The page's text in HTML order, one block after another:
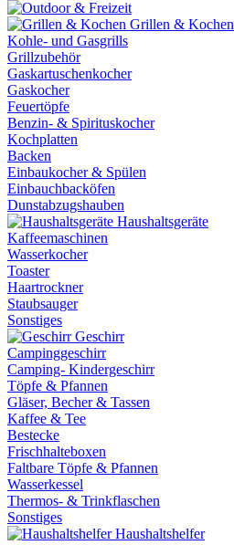
Grillen & Kochen
Kohle- und Gasgrills
Grillzubehör
Gaskartuschenkocher
Gaskocher
Feuertöpfe
Benzin- & Spirituskocher
Kochplatten
Backen
Einbaukocher & Spülen
Einbauchbacköfen
Dunstabzugshauben
Haushaltsgeräte
Kaffeemaschinen
Wasserkocher
Toaster
Haartrockner
Staubsauger
Sonstiges
Geschirr
Campinggeschirr
Camping- Kindergeschirr
Töpfe & Pfannen
Gläser, Becher & Tassen
Kaffee & Tee
Bestecke
Frischhalteboxen
Faltbare Töpfe & Pfannen
Wasserkessel
Thermos- & Trinkflaschen
Sonstiges
Haushaltshelfer